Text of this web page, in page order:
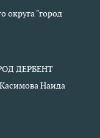
округа "город
ДЕРБЕНТ
Наида